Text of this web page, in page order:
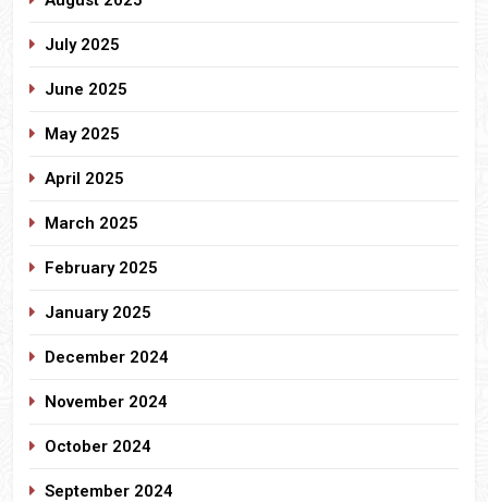
July 2025
June 2025
May 2025
April 2025
March 2025
February 2025
January 2025
December 2024
November 2024
October 2024
September 2024